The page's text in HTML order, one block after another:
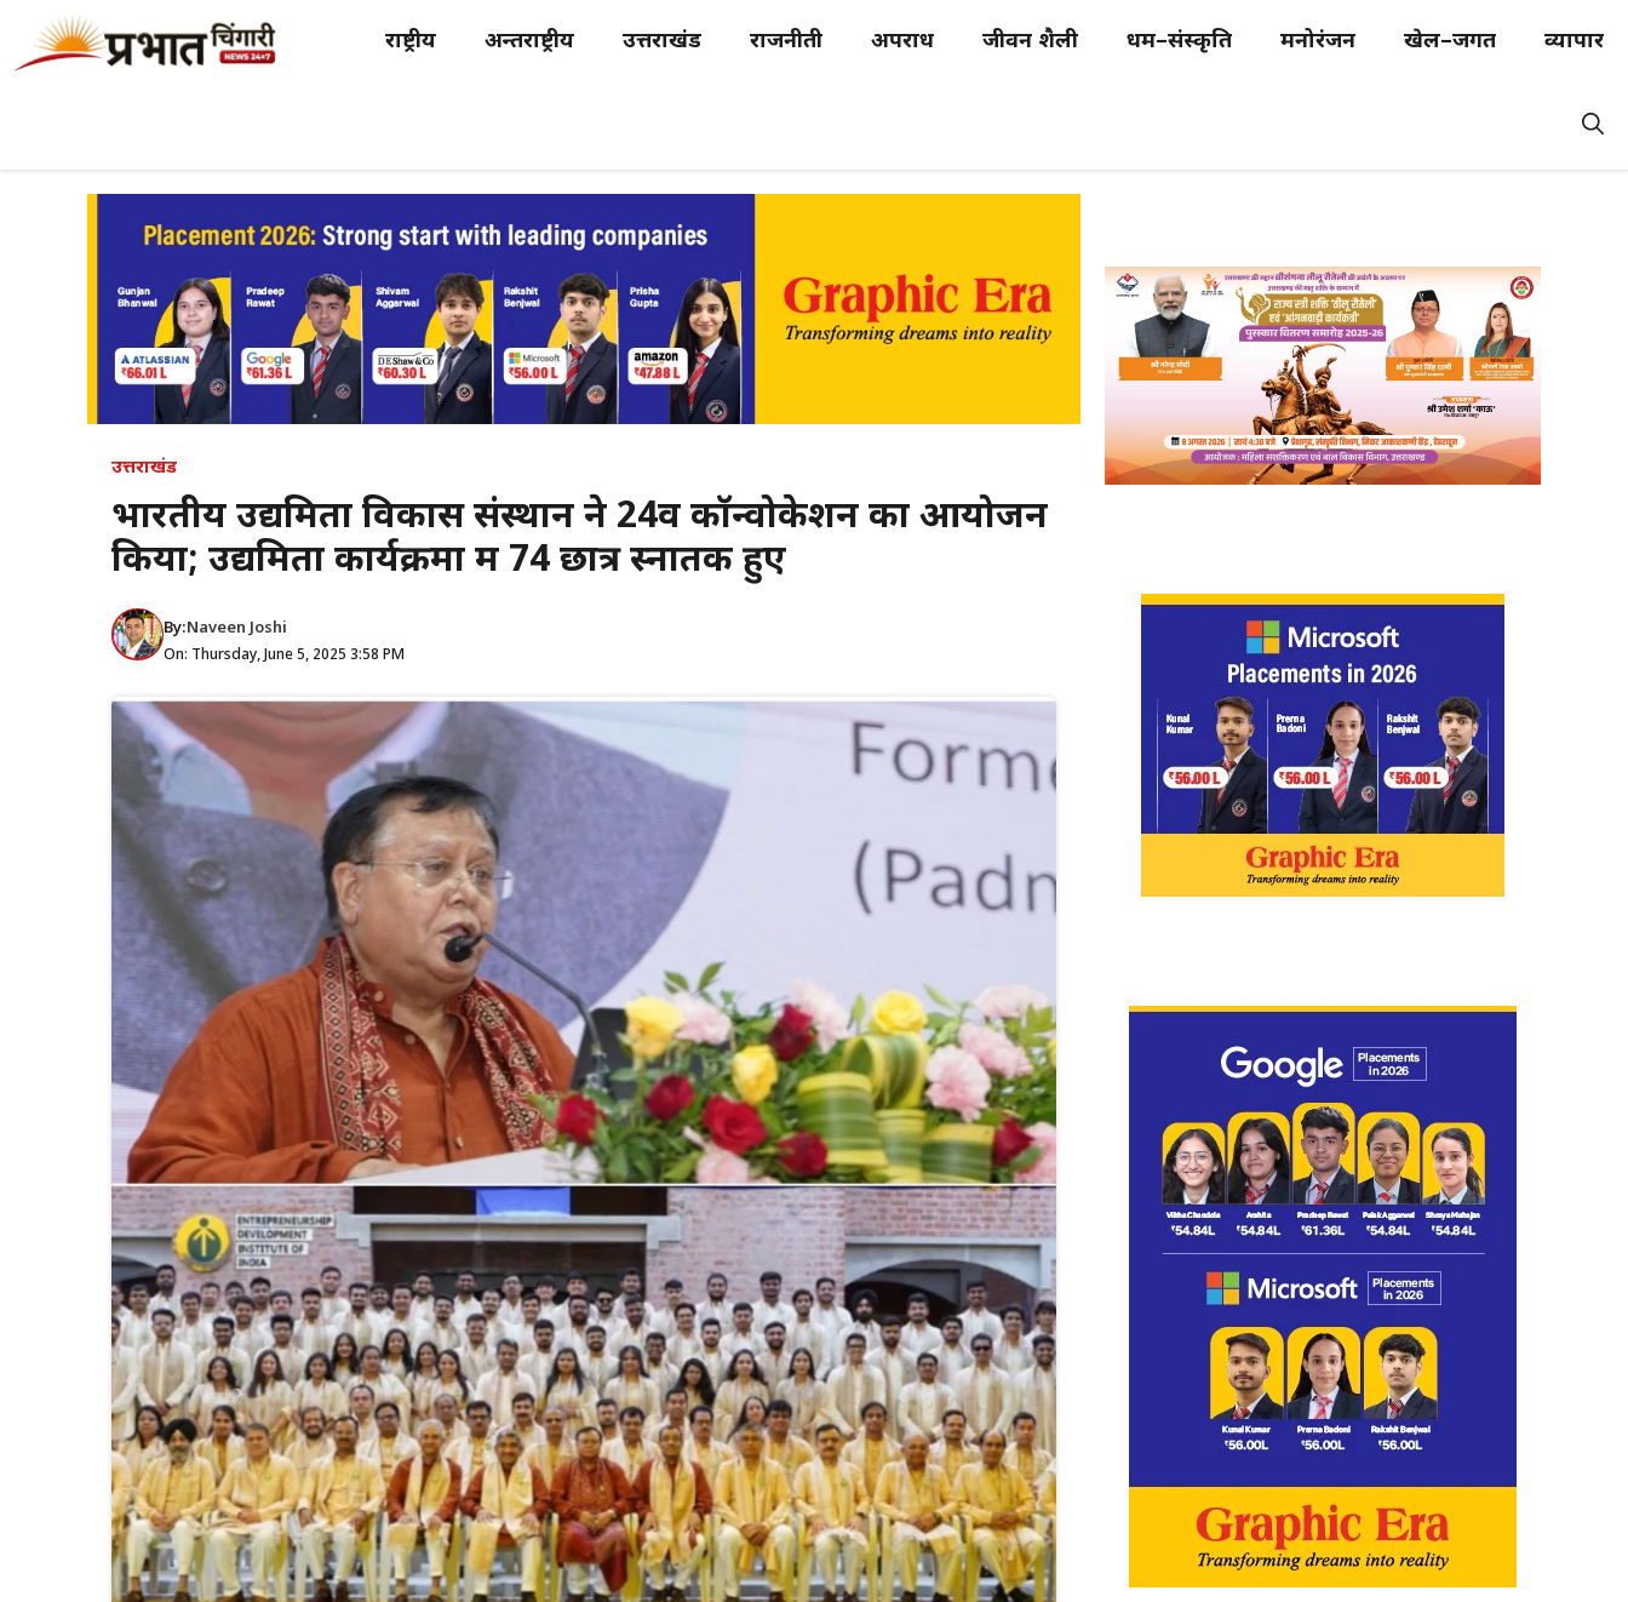
राष्ट्रीय अन्तर्राष्ट्रीय उत्तराखंड राजनीती अपराध जीवन शैली धर्म–संस्कृति मनोरंजन खेल–जगत व्यापार
उत्तराखंड
भारतीय उद्यमिता विकास संस्थान ने 24वें कॉन्वोकेशन का आयोजन
किया; उद्यमिता कार्यक्रमों में 74 छात्र स्नातक हुए
By:Naveen Joshi
On: Thursday, June 5, 2025 3:58 PM